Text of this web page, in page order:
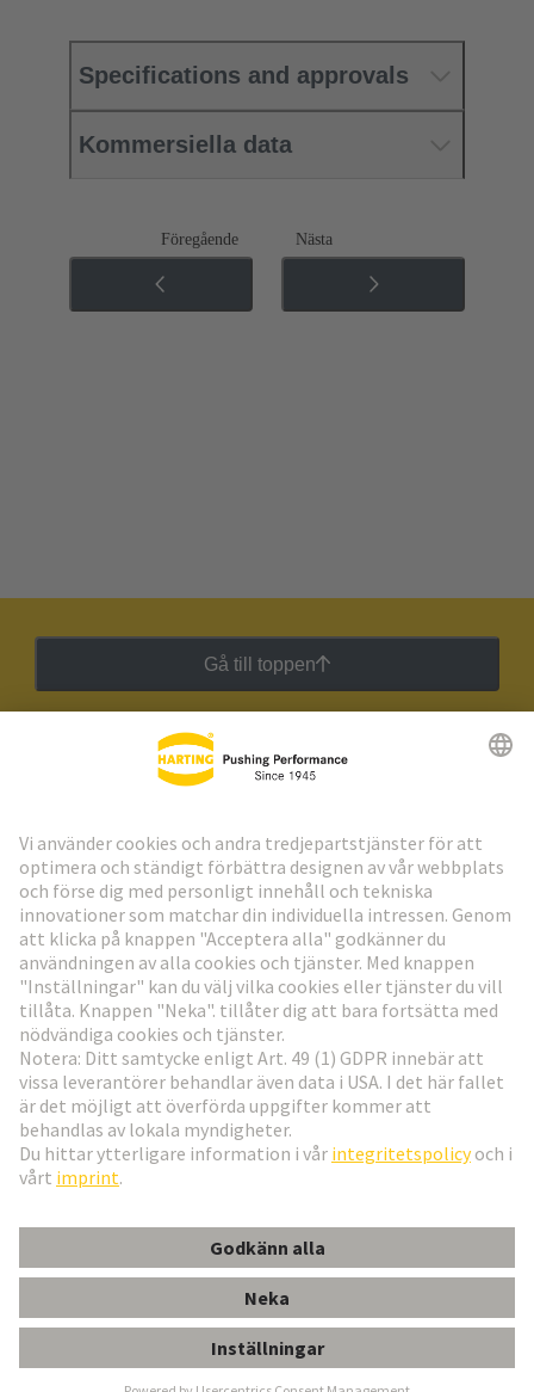
LÅSKLACK R32 GDS A-R
Specifications and approvals
Kommersiella data
Föregående Nästa
Gå till toppen
HARTING:s nyhetsbrev
Gå till registrering
Social Media
Sverige
© Teknologi-koncernen HARTING
ImprintIntegritetspolicy
Kundinformation